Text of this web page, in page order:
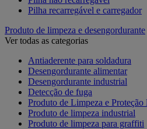
Pilha recarregável e carregador
Produto de limpeza e desengordurante
Ver todas as categorias
Antiaderente para soldadura
Desengordurante alimentar
Desengordurante industrial
Detecção de fuga
Produto de Limpeza e Proteção
Produto de limpeza industrial
Produto de limpeza para graffiti